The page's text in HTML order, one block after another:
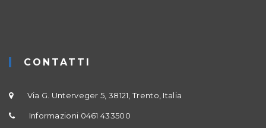
CONTATTI
Via G. Unterveger 5, 38121, Trento, Italia
Informazioni 0461 433500